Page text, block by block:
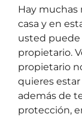
Hay muchas
casa y en
usted puede
propietario.
propietario
quieres
además de
protección,